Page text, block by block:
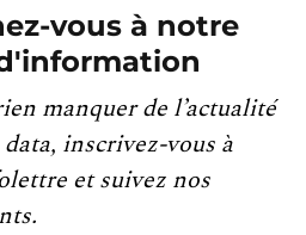
vous à notre
manquer de l’actualité
data, inscrivez-vous à
et suivez nos